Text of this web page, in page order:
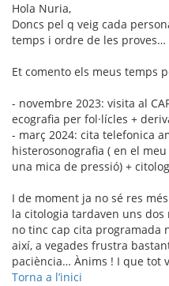
Hola Nuria,
Doncs pel q veig cada
temps i ordre de les proves…
Et comento els meus temps
- novembre 2023: visita al
ecografia per fol·lícles +
- març 2024: cita telefonica
histerosonografia ( en el
una mica de pressió) +
I de moment ja no sé res
la citologia tardaven uns
no tinc cap cita programada
així, a vegades frustra
paciència… Ànims ! I que tot
Torna a l’inici